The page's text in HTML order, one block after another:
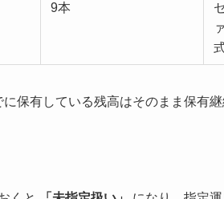
9本
に保有している残高はそのまま保有継